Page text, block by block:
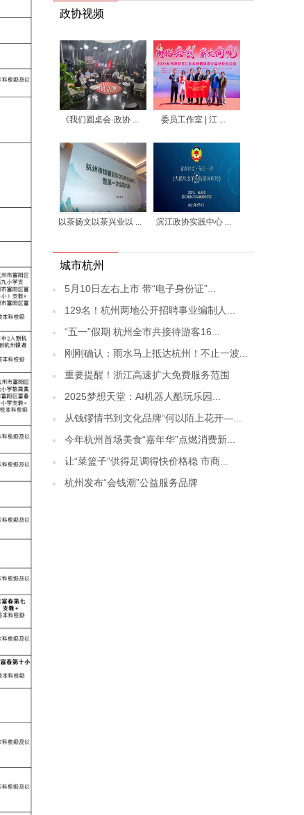
政协视频
《我们圆桌会·政协 ... 委员工作室 | 江 ...
以茶扬文以茶兴业以 ... 滨江政协实践中心 ...
城市杭州
5月10日左右上市 带“电子身份证”...
129名！杭州两地公开招聘事业编制人...
“五一”假期 杭州全市共接待游客16...
刚刚确认：雨水马上抵达杭州！不止一波...
重要提醒！浙江高速扩大免费服务范围
2025梦想天堂：AI机器人酷玩乐园...
从钱镠情书到文化品牌“何以陌上花开—...
今年杭州首场美食“嘉年华”点燃消费新...
让“菜篮子”供得足调得快价格稳 市商...
杭州发布“会钱潮”公益服务品牌